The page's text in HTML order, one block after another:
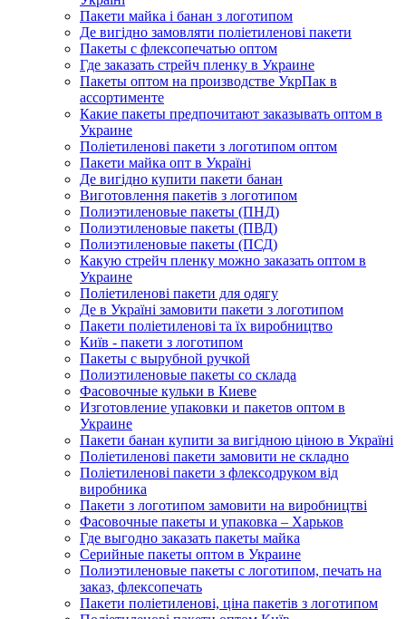
Пакети майка і банан з логотипом
Де вигідно замовляти поліетиленові пакети
Пакеты с флексопечатью оптом
Где заказать стрейч пленку в Украине
Пакеты оптом на производстве УкрПак в
ассортименте
Какие пакеты предпочитают заказывать оптом в
Украине
Поліетиленові пакети з логотипом оптом
Пакети майка опт в Україні
Де вигідно купити пакети банан
Виготовлення пакетів з логотипом
Полиэтиленовые пакеты (ПНД)
Полиэтиленовые пакеты (ПВД)
Полиэтиленовые пакеты (ПСД)
Какую стрейч пленку можно заказать оптом в
Украине
Поліетиленові пакети для одягу
Де в Україні замовити пакети з логотипом
Пакети поліетиленові та їх виробництво
Київ - пакети з логотипом
Пакеты с вырубной ручкой
Полиэтиленовые пакеты со склада
Фасовочные кульки в Киеве
Изготовление упаковки и пакетов оптом в
Украине
Пакети банан купити за вигідною ціною в Україні
Поліетиленові пакети замовити не складно
Поліетиленові пакети з флексодруком від
виробника
Пакети з логотипом замовити на виробництві
Фасовочные пакеты и упаковка – Харьков
Где выгодно заказать пакеты майка
Серийные пакеты оптом в Украине
Полиэтиленовые пакеты с логотипом, печать на
заказ, флексопечать
Пакети поліетиленові, ціна пакетів з логотипом